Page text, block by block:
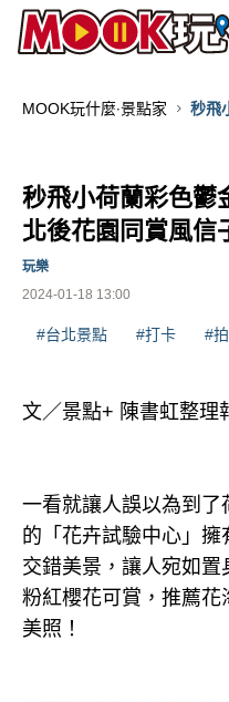
MOOK玩什麼‧景點家
秒飛
秒飛小荷蘭彩色鬱
北後花園同賞風信
2024-01-18 13:00
玩樂
#台北景點 #打卡 #
文／景點+ 陳書虹整理
一看就讓人誤以為到
的「花卉試驗中心」
交錯美景，讓人宛如
粉紅櫻花可賞，推薦
美照！